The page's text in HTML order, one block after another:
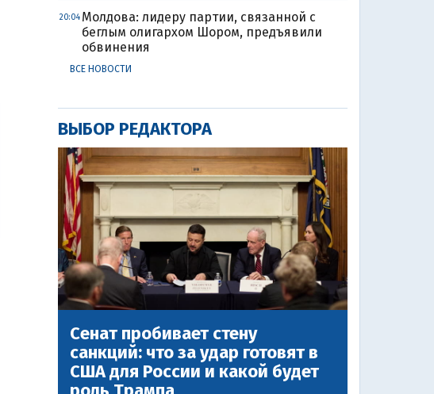
20:04 Молдова: лидеру партии, связанной с
беглым олигархом Шором, предъявили
обвинения
ВСЕ НОВОСТИ
ВЫБОР РЕДАКТОРА
Сенат пробивает стену
санкций: что за удар готовят в
США для России и какой будет